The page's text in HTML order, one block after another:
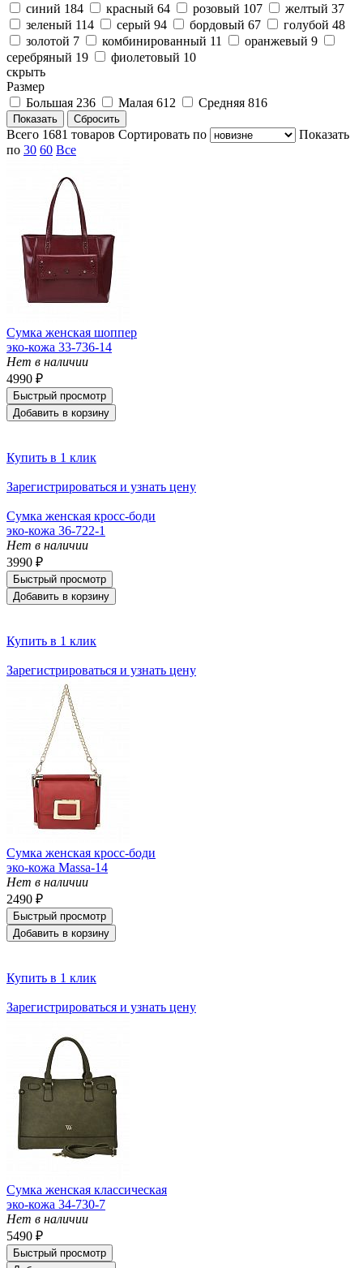
синий 184 красный 64 розовый 107 желтый 37
зеленый 114 серый 94 бордовый 67 голубой 48
золотой 7 комбинированный 11 оранжевый 9
серебряный 19 фиолетовый 10
скрыть
Размер
Большая 236 Малая 612 Средняя 816
Всего 1681 товаров Cортировать по
Показать
по 30 60 Все
Сумка женская шоппер
эко-кожа 33-736-14
Нет в наличии
4990 ₽
Быстрый просмотр
Добавить в корзину
Купить в 1 клик
Зарегистрироваться и узнать цену
Сумка женская кросс-боди
эко-кожа 36-722-1
Нет в наличии
3990 ₽
Быстрый просмотр
Добавить в корзину
Купить в 1 клик
Зарегистрироваться и узнать цену
Сумка женская кросс-боди
эко-кожа Massa-14
Нет в наличии
2490 ₽
Быстрый просмотр
Добавить в корзину
Купить в 1 клик
Зарегистрироваться и узнать цену
Сумка женская классическая
эко-кожа 34-730-7
Нет в наличии
5490 ₽
Быстрый просмотр